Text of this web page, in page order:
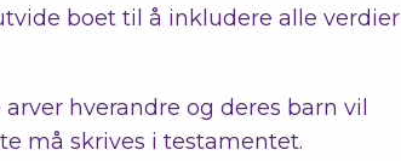
boet til å inkludere alle verdier
hverandre og deres barn vil
må skrives i testamentet.